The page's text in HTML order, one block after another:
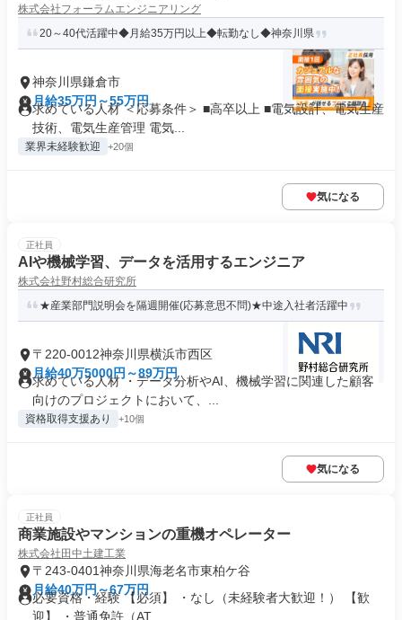
株式会社フォーラムエンジニアリング
20～40代活躍中◆月給35万円以上◆転勤なし◆神奈川県
神奈川県鎌倉市
月給35万円～55万円
求めている人材 ＜応募条件＞ ■高卒以上 ■電気設計、電気生産
技術、電気生産管理 電気...
業界未経験歓迎 +20個
気になる
正社員
AIや機械学習、データを活用するエンジニア
株式会社野村総合研究所
★産業部門説明会を隔週開催(応募意思不問)★中途入社者活躍中
〒220-0012神奈川県横浜市西区
月給40万5000円～89万円
求めている人材 ・データ分析やAI、機械学習に関連した顧客
向けのプロジェクトにおいて、...
資格取得支援あり +10個
気になる
正社員
商業施設やマンションの重機オペレーター
株式会社田中土建工業
〒243-0401神奈川県海老名市東柏ケ谷
月給40万円～67万円
必要資格・経験 【必須】 ・なし（未経験者大歓迎！） 【歓
迎】 ・普通免許（AT...